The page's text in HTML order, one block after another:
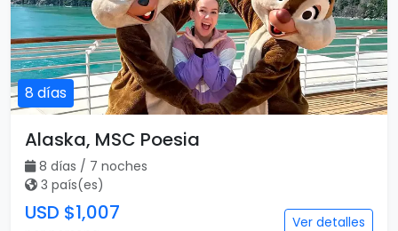
8 días
Alaska, MSC Poesia
8 días / 7 noches
3 país(es)
USD $1,007 Ver detalles